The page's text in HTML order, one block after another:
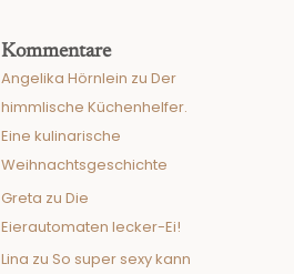
Kommentare
Angelika Hörnlein zu Der
himmlische Küchenhelfer.
Eine kulinarische
Weihnachtsgeschichte
Greta zu Die
Eierautomaten lecker-Ei!
Lina zu So super sexy kann